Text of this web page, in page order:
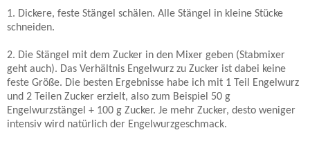
1. Dickere, feste Stängel schälen. Alle Stängel in kleine Stücke
schneiden.
2. Die Stängel mit dem Zucker in den Mixer geben (Stabmixer
geht auch). Das Verhältnis Engelwurz zu Zucker ist dabei keine
feste Größe. Die besten Ergebnisse habe ich mit 1 Teil Engelwurz
und 2 Teilen Zucker erzielt, also zum Beispiel 50 g
Engelwurzstängel + 100 g Zucker. Je mehr Zucker, desto weniger
intensiv wird natürlich der Engelwurzgeschmack.